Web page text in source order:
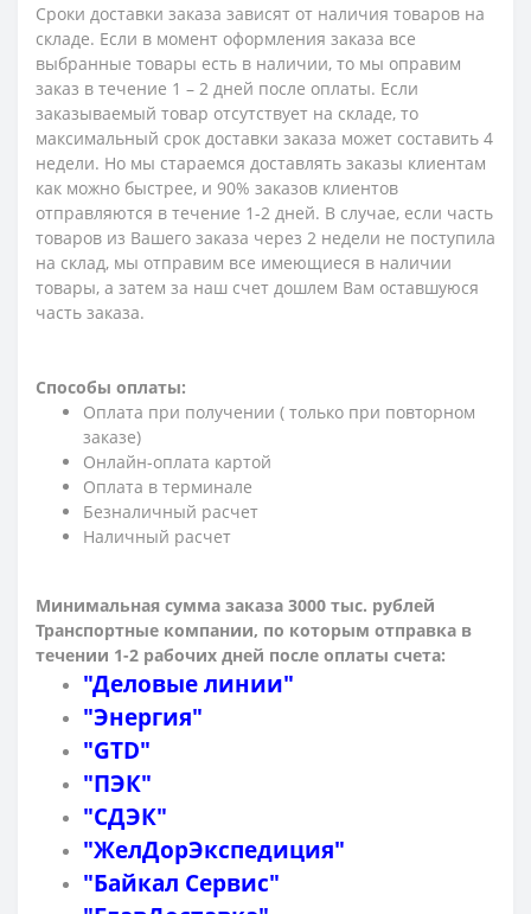
Сроки доставки заказа зависят от наличия товаров на
складе. Если в момент оформления заказа все
выбранные товары есть в наличии, то мы оправим
заказ в течение 1 – 2 дней после оплаты. Если
заказываемый товар отсутствует на складе, то
максимальный срок доставки заказа может составить 4
недели. Но мы стараемся доставлять заказы клиентам
как можно быстрее, и 90% заказов клиентов
отправляются в течение 1-2 дней. В случае, если часть
товаров из Вашего заказа через 2 недели не поступила
на склад, мы отправим все имеющиеся в наличии
товары, а затем за наш счет дошлем Вам оставшуюся
часть заказа.
Способы оплаты:
Оплата при получении ( только при повторном
заказе)
Онлайн-оплата картой
Оплата в терминале
Безналичный расчет
Наличный расчет
Минимальная сумма заказа 3000 тыс. рублей
Транспортные компании, по которым отправка в
течении 1-2 рабочих дней после оплаты счета:
"Деловые линии"
"Энергия"
"GTD"
"ПЭК"
"СДЭК"
"ЖелДорЭкспедиция"
"Байкал Сервис"